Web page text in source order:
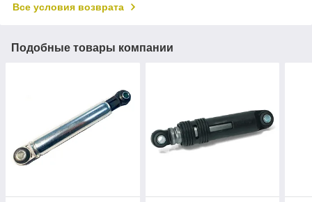
Все условия возврата
Подобные товары компании